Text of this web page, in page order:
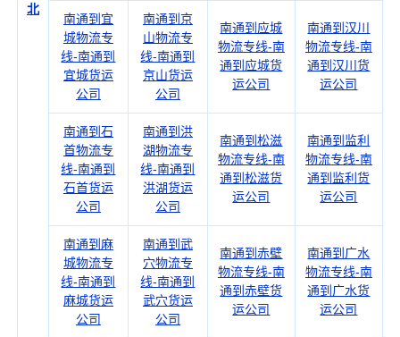
北
南通到宜
城物流专
线-南通到
宜城货运
公司
南通到京
山物流专
线-南通到
京山货运
公司
南通到应城
物流专线-南
通到应城货
运公司
南通到汉川
物流专线-南
通到汉川货
运公司
南通到石
首物流专
线-南通到
石首货运
公司
南通到洪
湖物流专
线-南通到
洪湖货运
公司
南通到松滋
物流专线-南
通到松滋货
运公司
南通到监利
物流专线-南
通到监利货
运公司
南通到麻
城物流专
线-南通到
麻城货运
公司
南通到武
穴物流专
线-南通到
武穴货运
公司
南通到赤壁
物流专线-南
通到赤壁货
运公司
南通到广水
物流专线-南
通到广水货
运公司